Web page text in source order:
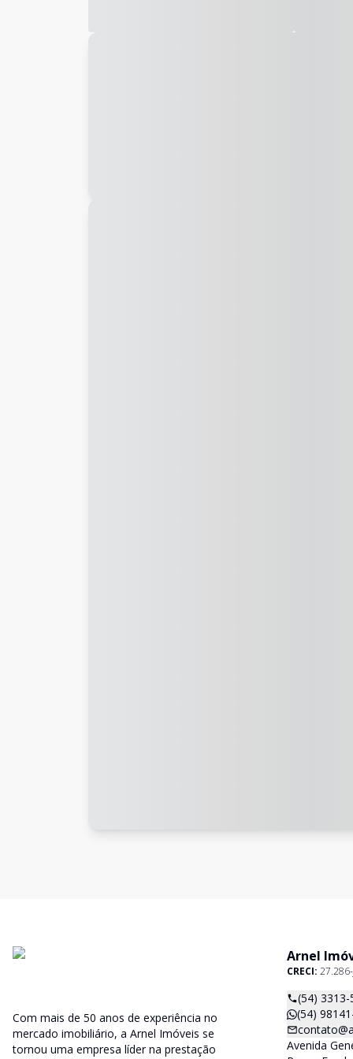
Com mais de 50 anos de experiência no
mercado imobiliário, a Arnel Imóveis se
tornou uma empresa líder na prestação
Arnel
CRECI: 27.286-
(54) 3313-
(54)
Avenida